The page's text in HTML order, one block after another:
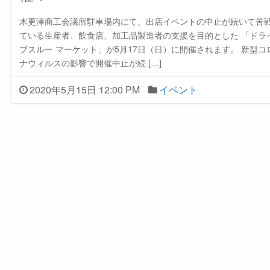
木更津商工会議所駐車場内にて、出店イベントの中止が続いて苦
ている生産者、飲食店、加工品製造者の支援を目的とした 「ドラ
ブスルー マーケット」が5月17日（日）に開催されます。 新型コ
ナウィルスの影響で開催中止が続 […]
2020年5月15日 12:00 PM イベント